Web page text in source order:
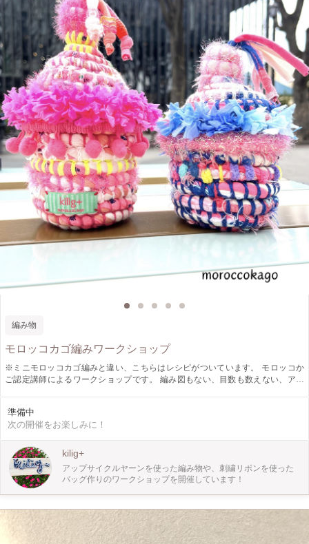
編み物
モロッコカゴ編みワークショップ
※ミニモロッコカゴ編みと違い、こちらはレシピがついています。 モロッコか
ご認定講師によるワークショップです。 編み図もない、目数も数えない、アッ
ボトルホルダー、2回目以降はポーチも作れます。 年齢問わず編み物好きな方
も、かぎ針が初めての方も是非どうぞ！！ カラフルな材料を見てるだけで、明
すので、続きからおうちで完成させていただく形になります。(お持ち帰りにな
った方は、みなさん完成されています◎) 再度ワークショップに参加して続きを
編んでいただいてもOKです！レシピをお持ちの方はリピーター割で500円引きに
なります。当日現金で返金させていただきます。
準備中
次の開催をお楽しみに！
kilig+
アップサイクルヤーンを使った編み物や、刺繍リボンを使った
バッグ作りのワークショップを開催しています！